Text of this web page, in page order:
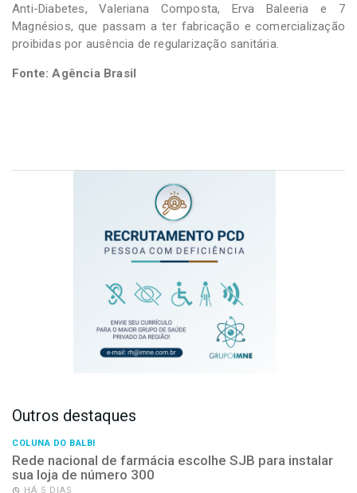
Anti-Diabetes, Valeriana Composta, Erva Baleeria e 7
Magnésios, que passam a ter fabricação e comercialização
proibidas por ausência de regularização sanitária.
Fonte: Agência Brasil
Outros destaques
COLUNA DO BALBI
Rede nacional de farmácia escolhe SJB para instalar
sua loja de número 300
HÁ 5 DIAS